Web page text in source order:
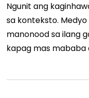
Ngunit ang
sa konteksto.
manonood sa ilang
kapag mas mababa